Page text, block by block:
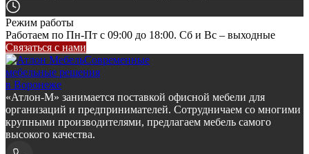
Режим работы
Работаем по Пн-Пт с 09:00 до 18:00. Сб и Вс – выходные
Связаться с нами
Современные
мебельные решения
в Воронеже
«Атлон-М» занимается поставкой офисной мебели для
организаций и предпринимателей. Сотрудничаем со многими
крупными производителями, предлагаем мебель самого
высокого качества.